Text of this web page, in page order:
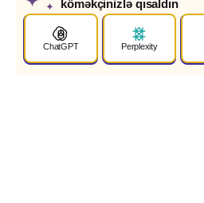
✦
köməkçinizlə qısaldın
ChatGPT Perplexity